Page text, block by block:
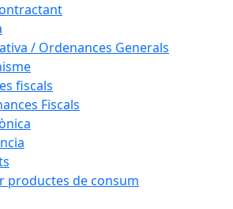
/ Ordenances Generals
fiscals
Fiscals
productes de consum